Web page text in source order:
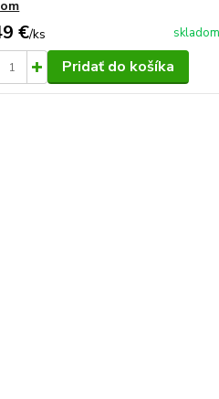
€/ks skladom
Pridať do košíka